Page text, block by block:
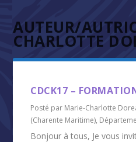
AUTEUR/
CHARLOTTE
CDCK17 –
Posté par Marie-Charlotte
(Charente Maritime),
Bonjour à tous, Je vous